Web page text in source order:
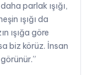
parlak ışığı,
ışığı da
ışığa göre
biz körüz. İnsan